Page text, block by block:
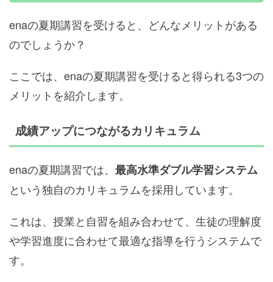
enaの夏期講習を受けると、どんなメリットがある
のでしょうか？
ここでは、enaの夏期講習を受けると得られる3つの
メリットを紹介します。
成績アップにつながるカリキュラム
enaの夏期講習では、 最高水準ダブル学習システム
という独自のカリキュラムを採用しています。
これは、授業と自習を組み合わせて、生徒の理解度
や学習進度に合わせて最適な指導を行うシステムで
す。